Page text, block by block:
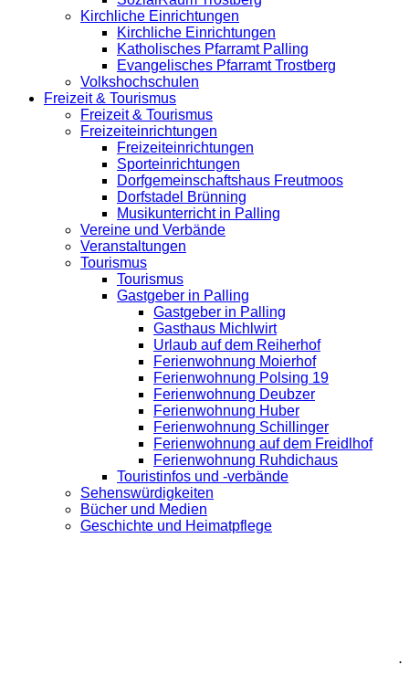
Kirchliche Einrichtungen
Kirchliche Einrichtungen
Katholisches Pfarramt Palling
Evangelisches Pfarramt Trostberg
Volkshochschulen
Freizeit & Tourismus
Freizeit & Tourismus
Freizeiteinrichtungen
Freizeiteinrichtungen
Sporteinrichtungen
Dorfgemeinschaftshaus Freutmoos
Dorfstadel Brünning
Musikunterricht in Palling
Vereine und Verbände
Veranstaltungen
Tourismus
Tourismus
Gastgeber in Palling
Gastgeber in Palling
Gasthaus Michlwirt
Urlaub auf dem Reiherhof
Ferienwohnung Moierhof
Ferienwohnung Polsing 19
Ferienwohnung Deubzer
Ferienwohnung Huber
Ferienwohnung Schillinger
Ferienwohnung auf dem Freidlhof
Ferienwohnung Ruhdichaus
Touristinfos und -verbände
Sehenswürdigkeiten
Bücher und Medien
Geschichte und Heimatpflege
.